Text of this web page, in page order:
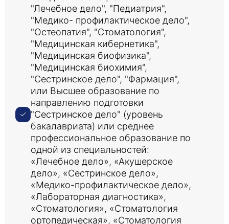
"Лечебное дело", "Педиатрия",
"Медико- профилактическое дело",
"Остеопатия", "Стоматология",
"Медицинская кибернетика",
"Медицинская биофизика",
"Медицинская биохимия",
"Сестринское дело", "Фармация",
или Высшее образование по
направлению подготовки
"Сестринское дело" (уровень
бакалавриата) или среднее
профессиональное образование по
одной из специальностей:
«Лечебное дело», «Акушерское
дело», «Сестринское дело»,
«Медико-профилактическое дело»,
«Лабораторная диагностика»,
«Стоматология», «Стоматология
ортопедическая», «Стоматология